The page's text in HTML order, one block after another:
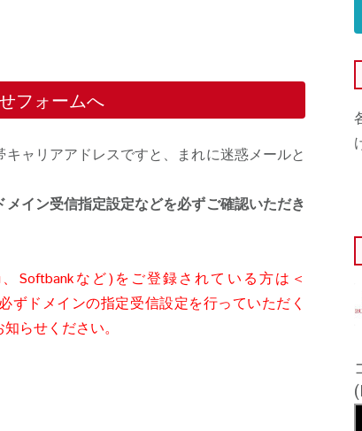
フォームへ
ャリアアドレスですと、まれに迷惑メールと
イン受信指定設定などを必ずご確認いただき
Softbankなど)をご登録されている方は＜
ずドメインの指定受信設定を行っていただく
らせください。